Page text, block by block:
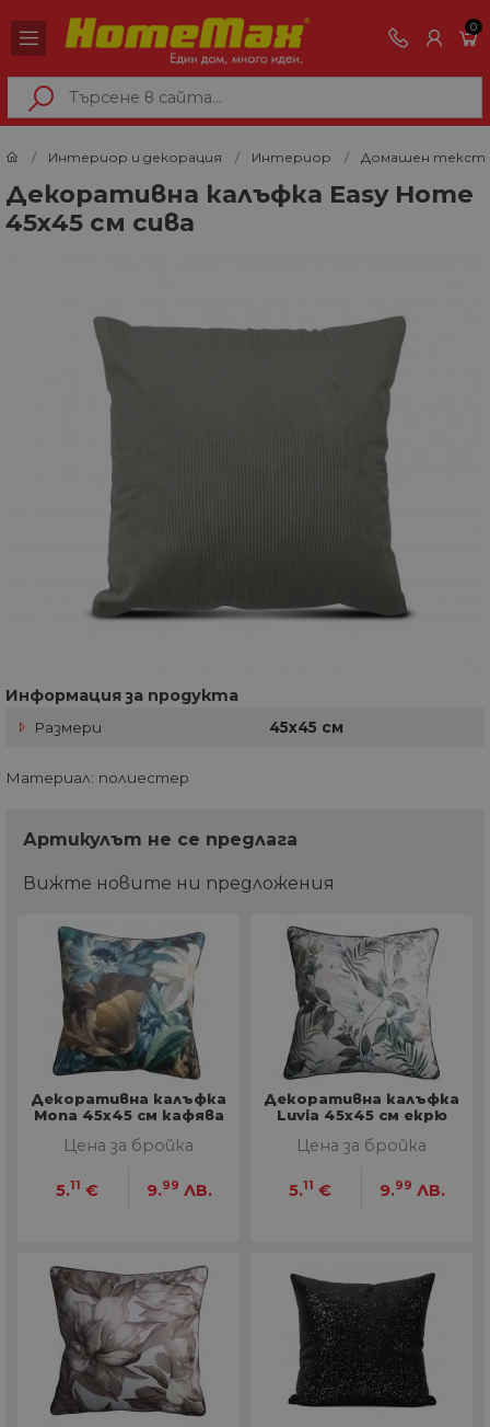
0
Интериор и декорация Интериор Домашен
Декоративна калъфка Easy Home
45х45 см сива
Информация за продукта
Размери 45х45 см
Материал: полиестер
Артикулът не се предлага
Вижте новите ни предложения
Декоративна калъфка
Mona 45х45 см кафява
Цена за бройка
5.11 € 9.99 ЛВ.
Декоративна калъфка
Luvia 45х45 см екрю
Цена за бройка
5.11 € 9.99 ЛВ.